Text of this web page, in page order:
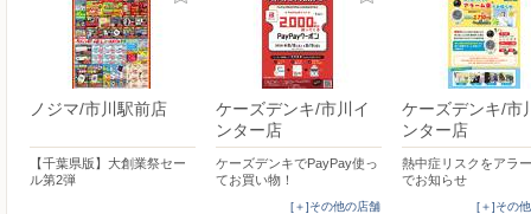
ノジマ/市川駅前店
【千葉県版】大創業祭セー
ル第2弾
ケーズデンキ/市川イ
ンター店
ケーズデンキでPayPay使っ
てお買い物！
[＋]その他の店舗
ケーズデンキ/市
ンター店
熱中症リスクをアラ
でお知らせ
[＋]その